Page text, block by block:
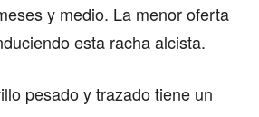
y medio. La menor oferta
esta racha alcista.
pesado y trazado tiene un